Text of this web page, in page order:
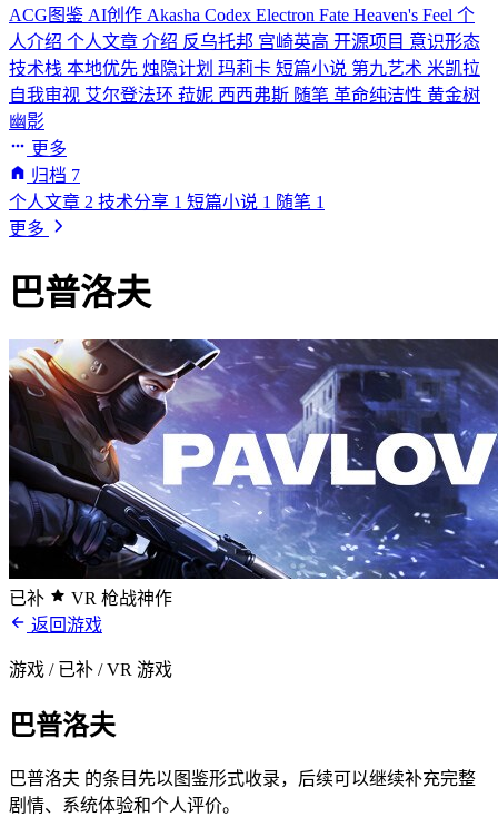
ACG图鉴 AI创作 Akasha Codex Electron Fate Heaven's Feel 个
人介绍 个人文章 介绍 反乌托邦 宫崎英高 开源项目 意识形态
技术栈 本地优先 烛隐计划 玛莉卡 短篇小说 第九艺术 米凯拉
自我审视 艾尔登法环 菈妮 西西弗斯 随笔 革命纯洁性 黄金树
幽影
更多
归档 7
个人文章 2 技术分享 1 短篇小说 1 随笔 1
更多
巴普洛夫
已补
VR 枪战神作
返回游戏
游戏 / 已补 / VR 游戏
巴普洛夫
巴普洛夫 的条目先以图鉴形式收录，后续可以继续补充完整
剧情、系统体验和个人评价。